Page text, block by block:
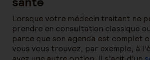
Lorsque votre médecin traitant ne
prendre en consultation classique
parce que son agenda est complet
vous vous trouvez, par exemple, à